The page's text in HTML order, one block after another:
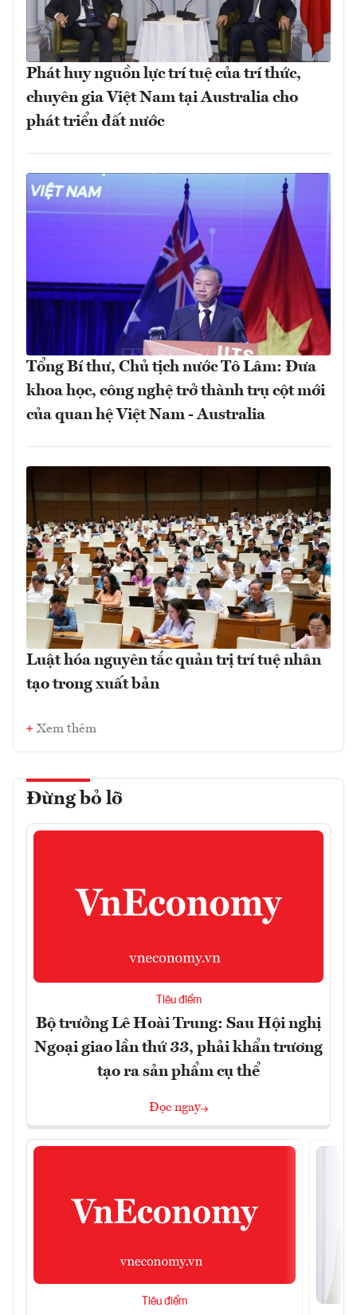
Phát huy nguồn lực trí tuệ của trí thức,
chuyên gia Việt Nam tại Australia cho
phát triển đất nước
Tổng Bí thư, Chủ tịch nước Tô Lâm: Đưa
khoa học, công nghệ trở thành trụ cột mới
của quan hệ Việt Nam - Australia
Luật hóa nguyên tắc quản trị trí tuệ nhân
tạo trong xuất bản
Xem thêm
Đừng bỏ lỡ
Tiêu điểm
Bộ trưởng Lê Hoài Trung: Sau Hội nghị
Ngoại giao lần thứ 33, phải khẩn trương
tạo ra sản phẩm cụ thể
Đọc ngay
Tiêu điểm